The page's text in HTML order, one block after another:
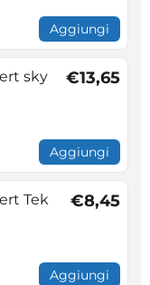
Aggiungi
sky
€13,65
Aggiungi
Tek
€8,45
Aggiungi